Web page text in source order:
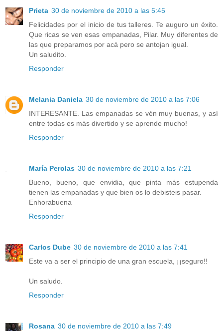
Prieta 30 de noviembre de 2010 a las 5:45
Felicidades por el inicio de tus talleres. Te auguro un éxito.
Que ricas se ven esas empanadas, Pilar. Muy diferentes de
las que preparamos por acá pero se antojan igual.
Un saludito.
Responder
Melania Daniela 30 de noviembre de 2010 a las 7:06
INTERESANTE. Las empanadas se vén muy buenas, y así
entre todas es más divertido y se aprende mucho!
Responder
María Perolas 30 de noviembre de 2010 a las 7:21
Bueno, bueno, que envidia, que pinta más estupenda
tienen las empanadas y que bien os lo debisteis pasar.
Enhorabuena
Responder
Carlos Dube 30 de noviembre de 2010 a las 7:41
Este va a ser el principio de una gran escuela, ¡¡seguro!!
Un saludo.
Responder
Rosana 30 de noviembre de 2010 a las 7:49